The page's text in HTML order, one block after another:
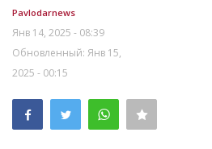
Pavlodarnews
Янв 14, 2025 - 08:39
Обновленный: Янв 15,
2025 - 00:15